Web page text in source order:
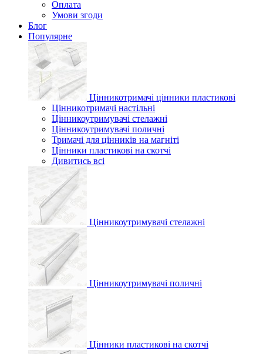
Оплата
Умови згоди
Блог
Популярне
Цінникотримачі цінники пластикові
Цінникотримачі настільні
Цінникоутримувачі стелажні
Цінникоутримувачі поличні
Тримачі для цінників на магніті
Цінники пластикові на скотчі
Дивитись всі
Цінникоутримувачі стелажні
Цінникоутримувачі поличні
Цінники пластикові на скотчі